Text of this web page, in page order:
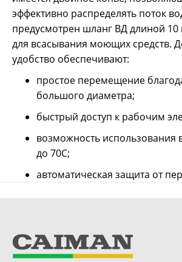
эффективно распределять поток
предусмотрен шланг ВД длиной 10
для всасывания моющих средств.
удобство обеспечивают:
простое перемещение
большого диаметра;
быстрый доступ к рабочим
возможность использования
до 70C;
автоматическая защита от